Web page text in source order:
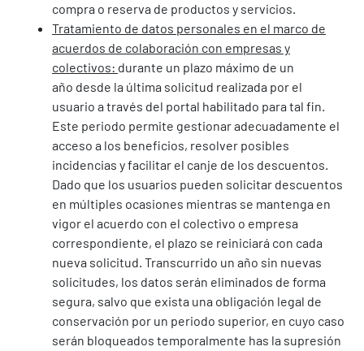
compra o reserva de productos y servicios.
Tratamiento de datos personales en el marco de
acuerdos de colaboración con empresas y
colectivos: durante un plazo máximo de un
año desde la última solicitud realizada por el
usuario a través del portal habilitado para tal fin.
Este periodo permite gestionar adecuadamente el
acceso a los beneficios, resolver posibles
incidencias y facilitar el canje de los descuentos.
Dado que los usuarios pueden solicitar descuentos
en múltiples ocasiones mientras se mantenga en
vigor el acuerdo con el colectivo o empresa
correspondiente, el plazo se reiniciará con cada
nueva solicitud. Transcurrido un año sin nuevas
solicitudes, los datos serán eliminados de forma
segura, salvo que exista una obligación legal de
conservación por un periodo superior, en cuyo caso
serán bloqueados temporalmente has la supresión